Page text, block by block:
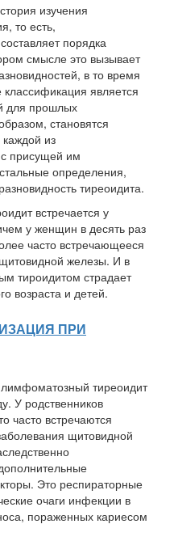
изучения
то есть,
порядка
смысле это вызывает
в то время
является
для прошлых
становятся
из
присущей им
определения,
тиреоидита.
встречается у
у женщин в десять раз
часто встречающееся
железы. И в
тироидитом страдает
возраста и детей.
ПРИ
тиреоидит
У родственников
часто встречаются
щитовидной
Это респираторные
очаги инфекции в
пораженных кариесом